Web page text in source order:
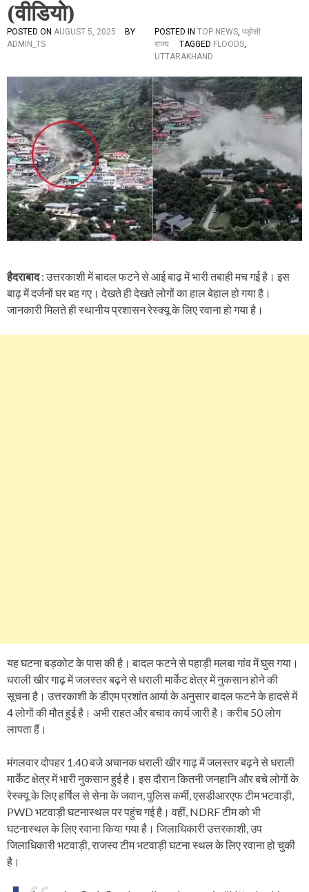
(वीडियो)
POSTED ON AUGUST 5, 2025
BY
ADMIN_TS
POSTED IN TOP NEWS, पड़ोसी
राज्य
TAGGED FLOODS,
UTTARAKHAND
हैदराबाद: उत्तरकाशी में बादल फटने से आई बाढ़ में भारी तबाही मच गई है। इस
बाढ़ में दर्जनों घर बह गए। देखते ही देखते लोगों का हाल बेहाल हो गया है।
जानकारी मिलते ही स्थानीय प्रशासन रेस्क्यू के लिए रवाना हो गया है।
यह घटना बड़कोट के पास की है। बादल फटने से पहाड़ी मलबा गांव में घुस गया।
धराली खीर गाढ़ में जलस्तर बढ़ने से धराली मार्केट क्षेत्र में नुकसान होने की
सूचना है। उत्तरकाशी के डीएम प्रशांत आर्या के अनुसार बादल फटने के हादसे में
4 लोगों की मौत हुई है। अभी राहत और बचाव कार्य जारी है। करीब 50 लोग
लापता हैं।
मंगलवार दोपहर 1.40 बजे अचानक धराली खीर गाढ़ में जलस्तर बढ़ने से धराली
मार्केट क्षेत्र में भारी नुकसान हुई है। इस दौरान कितनी जनहानि और बचे लोगों के
रेस्क्यू के लिए हर्षिल से सेना के जवान, पुलिस कर्मी, एसडीआरएफ टीम भटवाड़ी,
PWD भटवाड़ी घटनास्थल पर पहुंच गई है। वहीं, NDRF टीम को भी
घटनास्थल के लिए रवाना किया गया है। जिलाधिकारी उत्तरकाशी, उप
जिलाधिकारी भटवाड़ी, राजस्व टीम भटवाड़ी घटना स्थल के लिए रवाना हो चुकी
है।